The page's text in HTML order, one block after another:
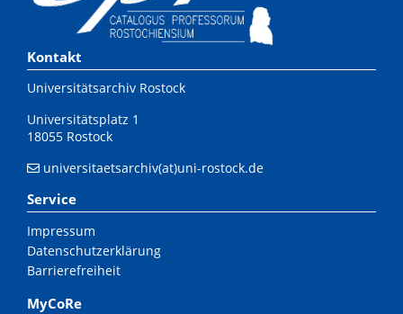
Kontakt
Universitätsarchiv Rostock
Universitätsplatz 1
18055 Rostock
universitaetsarchiv(at)uni-rostock.de
Service
Impressum
Datenschutzerklärung
Barrierefreiheit
MyCoRe